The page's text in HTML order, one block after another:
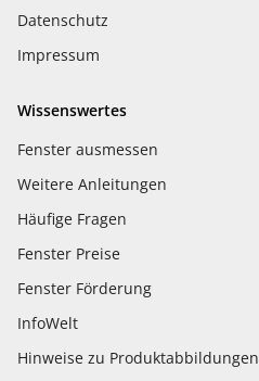
Datenschutz
Impressum
Wissenswertes
Fenster ausmessen
Weitere Anleitungen
Häufige Fragen
Fenster Preise
Fenster Förderung
InfoWelt
Hinweise zu Produktabbildungen